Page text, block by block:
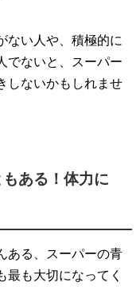
ない人や、積極的に
でないと、スーパー
しないかもしれませ
ある！体力に
ある、スーパーの青
最も大切になってく